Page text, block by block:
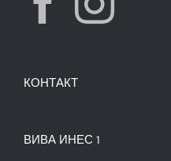
КОНТАКТ
ВИВА ИНЕС 1